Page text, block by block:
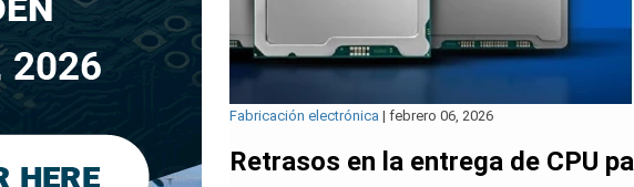
Fabricación electrónica | febrero 06, 2026
Retrasos en la entrega de CPU